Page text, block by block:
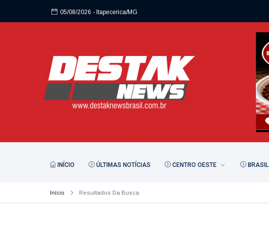
05/08/2026 - Itapecerica/MG
INÍCIO ÚLTIMAS NOTÍCIAS CENTRO OESTE BRASIL
Início Resultados Da Busca